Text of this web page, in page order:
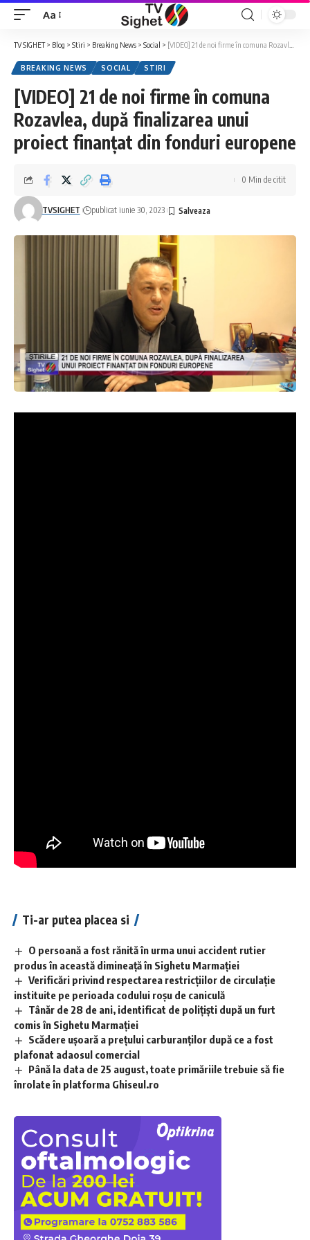
Font
Resizer
Aa
TV SIGHET> Blog > Stiri > Breaking News > Social > [VIDEO] 21 de noi firme în comuna Rozavlea, după finalizarea unui proiect finanțat din fonduri europene
BREAKING NEWS SOCIAL STIRI
[VIDEO] 21 de noi firme în comuna
Rozavlea, după finalizarea unui
proiect finanțat din fonduri europene
TVSIGHET publicat iunie 30, 2023
0 Min de citit
Ti-ar putea placea si
O persoană a fost rănită în urma unui accident rutier
produs în această dimineață în Sighetu Marmației
Verificări privind respectarea restricțiilor de circulație
instituite pe perioada codului roșu de caniculă
Tânăr de 28 de ani, identificat de polițiști după un furt
comis în Sighetu Marmației
Scădere ușoară a prețului carburanților după ce a fost
plafonat adaosul comercial
Până la data de 25 august, toate primăriile trebuie să fie
înrolate în platforma Ghiseul.ro